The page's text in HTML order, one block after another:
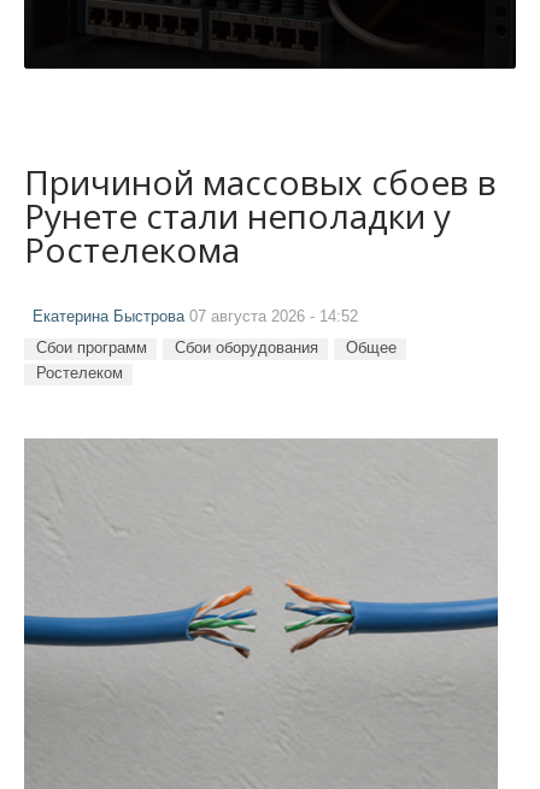
Причиной массовых сбоев в
Рунете стали неполадки у
Ростелекома
Екатерина Быстрова 07 августа 2026 - 14:52
Сбои программ Сбои оборудования
Общее
Ростелеком